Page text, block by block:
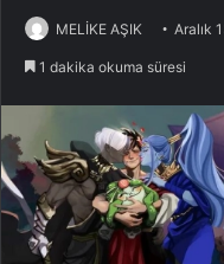
MELİKE AŞIK Aralık
1 dakika okuma süresi